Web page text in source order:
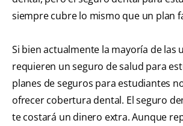
siempre cubre lo mismo que un plan
Si bien actualmente la mayoría de las
requieren un seguro de salud para
planes de seguros para estudiantes
ofrecer cobertura dental. El seguro
te costará un dinero extra. Aunque